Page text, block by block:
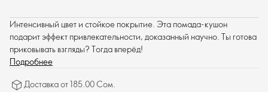
Интенсивный цвет и стойкое покрытие. Эта помада-кушон
подарит эффект привлекательности, доказанный научно. Ты готова
приковывать взгляды? Тогда вперёд!
Подробнее
Доставка от 185.00 Сом.